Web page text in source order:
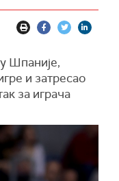
Шпаније,
и затресао
за играча